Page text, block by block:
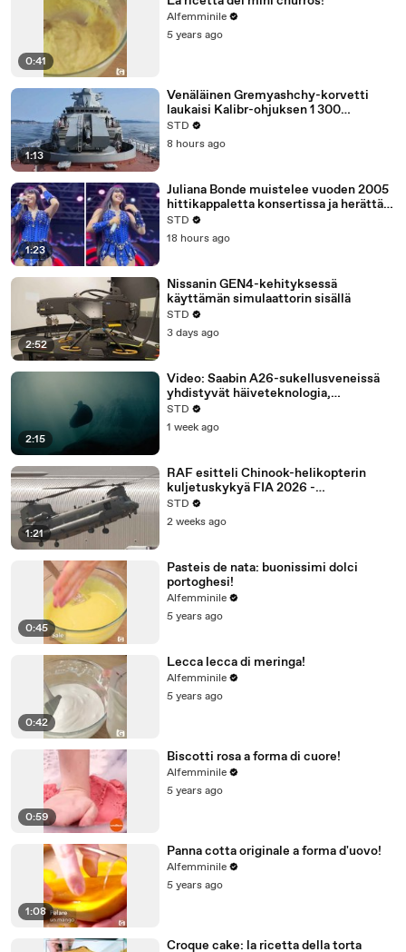
0:41
Alfemminile
5 years ago
1:13
Venäläinen Gremyashchy-korvetti
laukaisi Kalibr-ohjuksen 1 300
kilometrin päässä sijaitsevaan
kohteeseen
STD
8 hours ago
1:23
Juliana Bonde muistelee vuoden 2005
hittikappaletta konsertissa ja herättää
faneissa nostalgiaa
STD
18 hours ago
2:52
Nissanin GEN4-kehityksessä
käyttämän simulaattorin sisällä
STD
3 days ago
2:15
Video: Saabin A26-sukellusveneissä
yhdistyvät häiveteknologia,
vedenalaiset droonit ja Stirling-
propulsio
STD
1 week ago
1:21
RAF esitteli Chinook-helikopterin
kuljetuskykyä FIA 2026 -
ilmailunäyttelyssä
STD
2 weeks ago
0:45
Pasteis de nata: buonissimi dolci
portoghesi!
Alfemminile
5 years ago
0:42
Lecca lecca di meringa!
Alfemminile
5 years ago
0:59
Biscotti rosa a forma di cuore!
Alfemminile
5 years ago
1:08
Panna cotta originale a forma d'uovo!
Alfemminile
5 years ago
Croque cake: la ricetta della torta